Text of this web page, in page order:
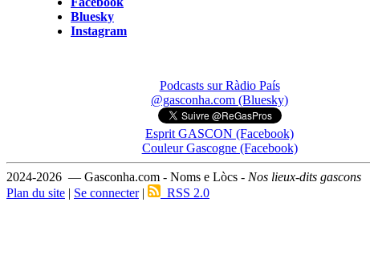
Bluesky
Instagram
Podcasts sur Ràdio País
@gasconha.com (Bluesky)
Esprit GASCON (Facebook)
Couleur Gascogne (Facebook)
2024-2026 — Gasconha.com - Noms e Lòcs - Nos lieux-dits gascons
Plan du site | Se connecter| RSS 2.0